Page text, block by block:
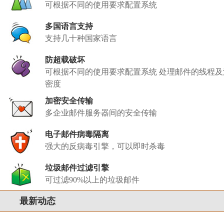
可根据不同的使用要求配置系统
多国语言支持
支持几十种国家语言
防超载破坏
可根据不同的使用要求配置系统 处理邮件的线程
密度
加密安全传输
多企业邮件服务器间的安全传输
电子邮件病毒隔离
强大的反病毒引擎，可以即时杀毒
垃圾邮件过滤引擎
可过滤90%以上的垃圾邮件
最新动态